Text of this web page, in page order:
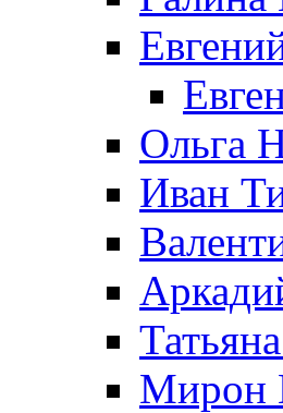
Ольга
Иван
Мирон